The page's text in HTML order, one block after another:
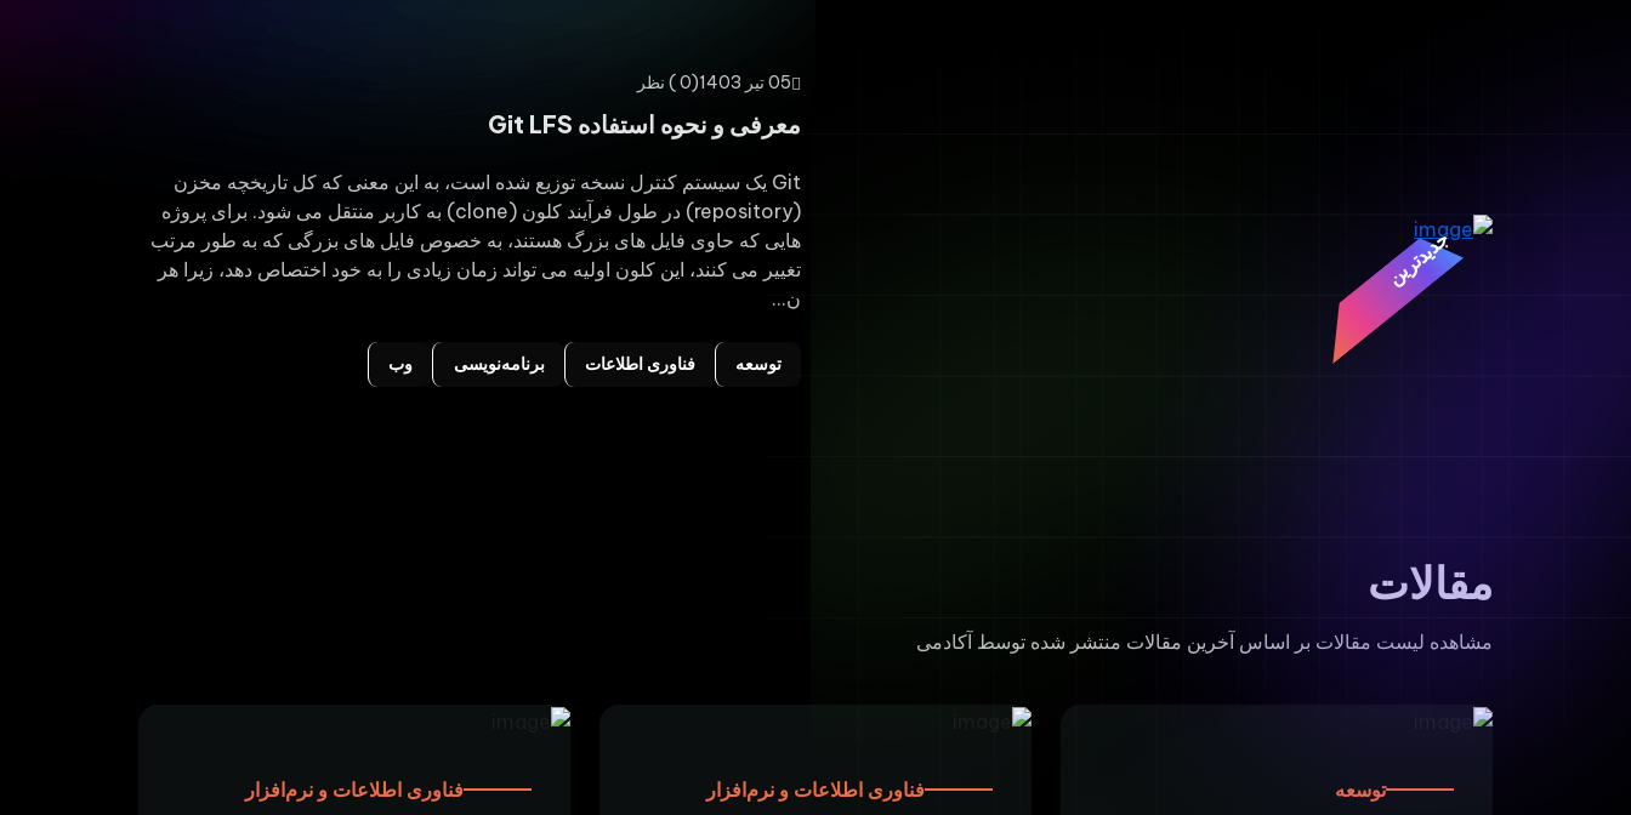
جدیدترین
05 تیر 1403 (0 ) نظر
معرفی و نحوه استفاده Git LFS
Git یک سیستم کنترل نسخه توزیع شده است، به این معنی که کل تاریخچه مخزن
(repository) در طول فرآیند کلون (clone) به کاربر منتقل می شود. برای پروژه
هایی که حاوی فایل های بزرگ هستند، به خصوص فایل های بزرگی که به طور مرتب
تغییر می کنند، این کلون اولیه می تواند زمان زیادی را به خود اختصاص دهد، زیرا هر
ن...
توسعه فناوری اطلاعات برنامه‌نویسی وب
مقالات
مشاهده لیست مقالات بر اساس آخرین مقالات منتشر شده توسط آکادمی
توسعه فناوری اطلاعات و نرم‌افزار فناوری اطلاعات و نرم‌افزار